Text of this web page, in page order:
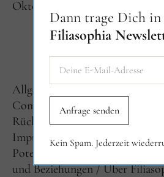
Oktober 2019
Allgemein
Community und Netzwerk
Rückblicke
Filiasophia-Fibel
Impulse
Interviews
Potenzialentwicklung und
und Beziehungen
Über
Dann trage Dich in
Filiasophia
Kein Spam. Jederzeit